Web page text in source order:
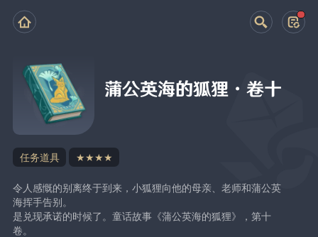
蒲公英海的狐狸·卷十
任务道具 ★★★★
令人感慨的别离终于到来，小狐狸向他的母亲、老师和蒲公英
海挥手告别。
是兑现承诺的时候了。童话故事《蒲公英海的狐狸》，第十
卷。